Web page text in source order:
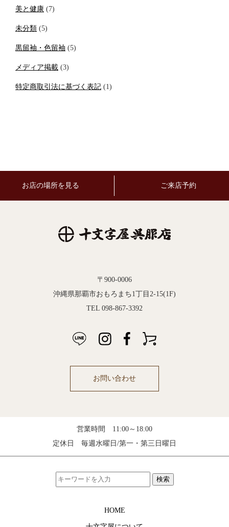
美と健康 (7)
未分類 (5)
黒留袖・色留袖 (5)
メディア掲載 (3)
特定商取引法に基づく表記 (1)
お店の場所を見る ご来店予約
〒900-0006
沖縄県那覇市おもろまち1丁目2-15(1F)
TEL 098-867-3392
お問い合わせ
営業時間 11:00～18:00
定休日 毎週水曜日/第一・第三日曜日
検索
HOME